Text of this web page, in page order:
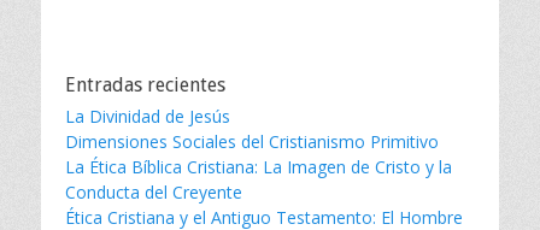
Entradas recientes
La Divinidad de Jesús
Dimensiones Sociales del Cristianismo Primitivo
La Ética Bíblica Cristiana: La Imagen de Cristo y la
Conducta del Creyente
Ética Cristiana y el Antiguo Testamento: El Hombre